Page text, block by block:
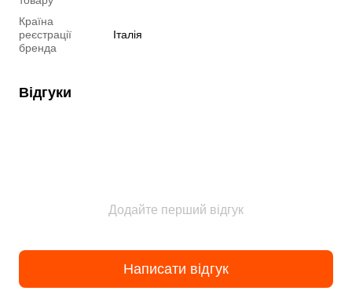
Країна
реєстрації
бренда
Італія
Відгуки
Додайте перший відгук
Написати відгук